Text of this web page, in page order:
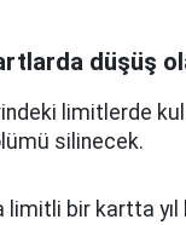
düşüş
limitlerde
silinecek.
limitli bir kartta